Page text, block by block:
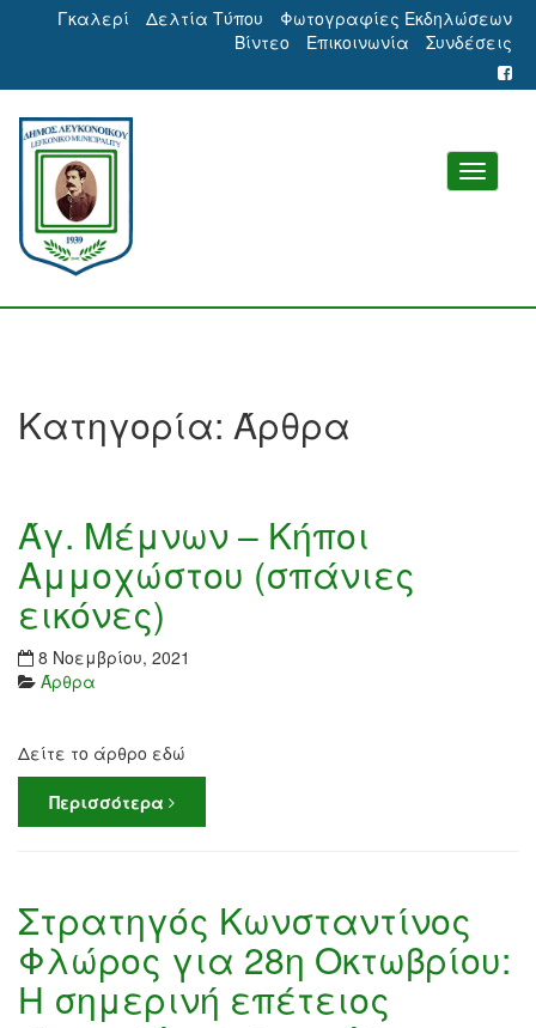
Γκαλερί Δελτία Τύπου
Φωτογραφίες Εκδηλώσεων
Βίντεο
Επικοινωνία Συνδέσεις
Κατηγορία: Άρθρα
Άγ. Μέμνων – Κήποι
Αμμοχώστου (σπάνιες
εικόνες)
8 Νοεμβρίου, 2021
Άρθρα
Δείτε το άρθρο εδώ
Περισσότερα
Στρατηγός Κωνσταντίνος
Φλώρος για 28η Οκτωβρίου:
Η σημερινή επέτειος